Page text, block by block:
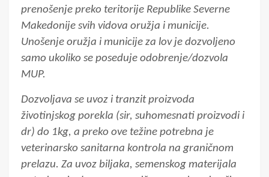
prenošenje preko teritorije Republike Severne
Makedonije svih vidova oružja i municije.
Unošenje oružja i municije za lov je dozvoljeno
samo ukoliko se poseduje odobrenje/dozvola
MUP.
Dozvoljava se uvoz i tranzit proizvoda
životinjskog porekla (sir, suhomesnati proizvodi i
dr) do 1kg, a preko ove težine potrebna je
veterinarsko sanitarna kontrola na graničnom
prelazu. Za uvoz biljaka, semenskog materijala